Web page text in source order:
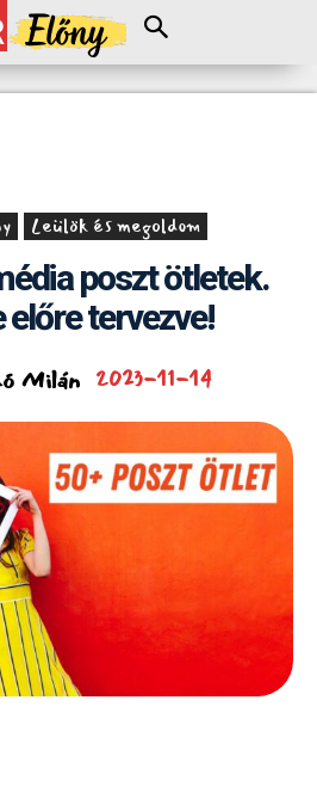
Leülök és megoldom
poszt ötletek.
előre tervezve!
Milán 2023-11-14